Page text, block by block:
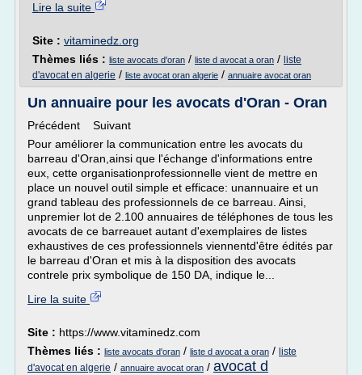
Lire la suite
Site : vitaminedz.org
Thèmes liés : liste avocats d'oran / liste d avocat a oran / liste
d'avocat en algerie / liste avocat oran algerie / annuaire avocat oran
Un annuaire pour les avocats d'Oran - Oran
Précédent Suivant
Pour améliorer la communication entre les avocats du
barreau d'Oran,ainsi que l'échange d'informations entre
eux, cette organisationprofessionnelle vient de mettre en
place un nouvel outil simple et efficace: unannuaire et un
grand tableau des professionnels de ce barreau. Ainsi,
unpremier lot de 2.100 annuaires de téléphones de tous les
avocats de ce barreauet autant d'exemplaires de listes
exhaustives de ces professionnels viennentd'être édités par
le barreau d'Oran et mis à la disposition des avocats
contrele prix symbolique de 150 DA, indique le...
Lire la suite
Site : https://www.vitaminedz.com
Thèmes liés : liste avocats d'oran / liste d avocat a oran / liste
d'avocat en algerie / annuaire avocat oran / avocat d